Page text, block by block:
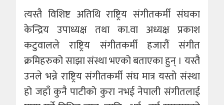
त्यस्तै विशिष्ट अतिथि राष्ट्रिय संगीतकर्मी संघका
केन्द्रिय उपाध्यक्ष तथा का.वा अध्यक्ष प्रकाश
कटुवालले राष्ट्रिय संगीतकर्मी हजारौं संगीत
क्रमिहरुको साझा संस्था भएको बताएका हुन् । यस्तै
उनले भन्ने राष्ट्रिय संगीतकर्मी संघ मात्र यस्तो संस्था
हो जहाँ कुनै पाटीको कुरा नभई नेपाली संगीतलाई